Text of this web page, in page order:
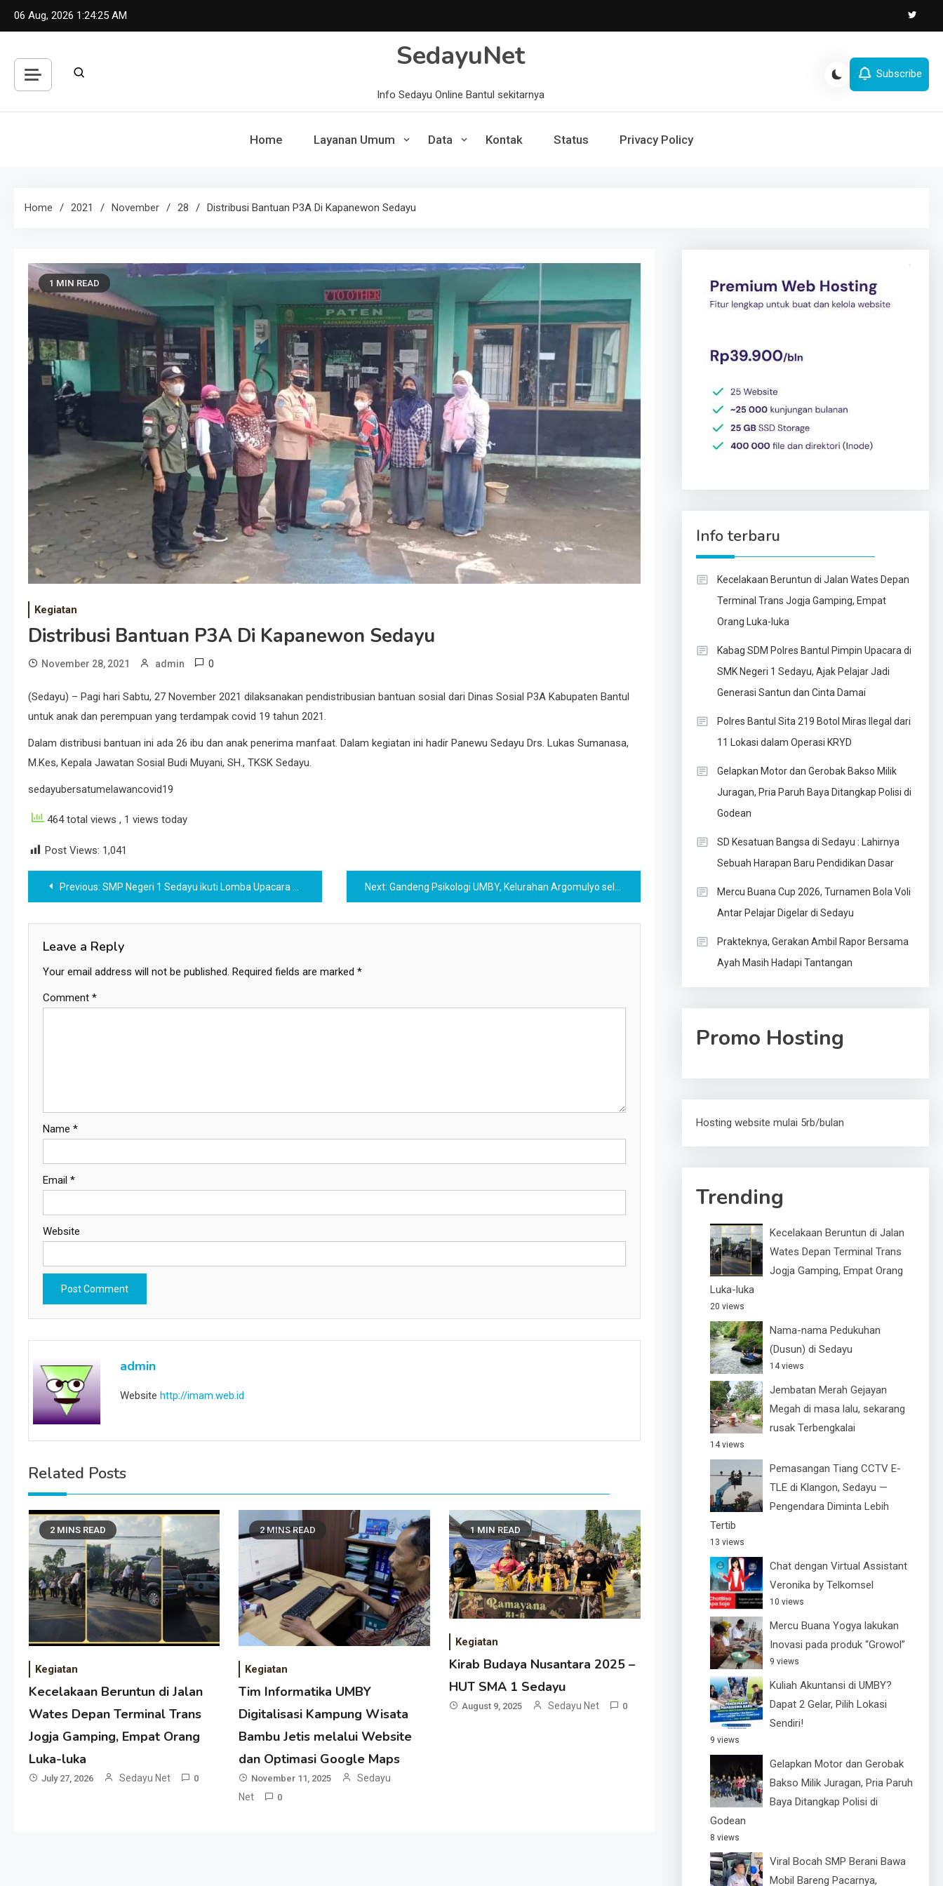
Skip
06 Aug, 2026 1:24:26 AM
SedayuNet
Info Sedayu Online Bantul sekitarnya
Subscribe
Home Layanan Umum Data Kontak Status Privacy Policy
Home 2021 November 28 Distribusi Bantuan P3A Di Kapanewon Sedayu
1 MIN READ
Kegiatan
Distribusi Bantuan P3A Di Kapanewon Sedayu
November 28, 2021 admin 0
(Sedayu) – Pagi hari Sabtu, 27 November 2021 dilaksanakan pendistribusian bantuan sosial dari Dinas Sosial P3A Kabupaten Bantul
untuk anak dan perempuan yang terdampak covid 19 tahun 2021.
Dalam distribusi bantuan ini ada 26 ibu dan anak penerima manfaat. Dalam kegiatan ini hadir Panewu Sedayu Drs. Lukas Sumanasa,
M.Kes, Kepala Jawatan Sosial Budi Muyani, SH., TKSK Sedayu.
sedayubersatumelawancovid19
464 total views , 1 views today
Post Views: 1,041
Post
navigation
Previous: SMP Negeri 1 Sedayu ikuti Lomba Upacara Tingkat Kabupaten Bantul Next: Gandeng Psikologi UMBY, Kelurahan Argomulyo seleksi Dukuh
Leave a Reply
Your email address will not be published. Required fields are marked *
Comment *
Name *
Email *
Website
admin
Website http://imam.web.id
Related Posts
2 MINS READ
Kegiatan
Kecelakaan Beruntun di Jalan
Wates Depan Terminal Trans
Jogja Gamping, Empat Orang
Luka-luka
July 27, 2026 Sedayu Net 0
2 MINS READ
Kegiatan
Tim Informatika UMBY
Digitalisasi Kampung Wisata
Bambu Jetis melalui Website
dan Optimasi Google Maps
November 11, 2025
Sedayu
Net
0
1 MIN READ
Kegiatan
Kirab Budaya Nusantara 2025 –
HUT SMA 1 Sedayu
August 9, 2025 Sedayu Net 0
Info terbaru
Kecelakaan Beruntun di Jalan Wates Depan
Terminal Trans Jogja Gamping, Empat
Orang Luka-luka
Kabag SDM Polres Bantul Pimpin Upacara di
SMK Negeri 1 Sedayu, Ajak Pelajar Jadi
Generasi Santun dan Cinta Damai
Polres Bantul Sita 219 Botol Miras Ilegal dari
11 Lokasi dalam Operasi KRYD
Gelapkan Motor dan Gerobak Bakso Milik
Juragan, Pria Paruh Baya Ditangkap Polisi di
Godean
SD Kesatuan Bangsa di Sedayu : Lahirnya
Sebuah Harapan Baru Pendidikan Dasar
Mercu Buana Cup 2026, Turnamen Bola Voli
Antar Pelajar Digelar di Sedayu
Prakteknya, Gerakan Ambil Rapor Bersama
Ayah Masih Hadapi Tantangan
Promo Hosting
Hosting website mulai 5rb/bulan
Trending
Kecelakaan Beruntun di Jalan
Wates Depan Terminal Trans
Jogja Gamping, Empat Orang
Luka-luka
20 views
Nama-nama Pedukuhan
(Dusun) di Sedayu
14 views
Jembatan Merah Gejayan
Megah di masa lalu, sekarang
rusak Terbengkalai
14 views
Pemasangan Tiang CCTV E-
TLE di Klangon, Sedayu —
Pengendara Diminta Lebih
Tertib
13 views
Chat dengan Virtual Assistant
Veronika by Telkomsel
10 views
Mercu Buana Yogya lakukan
Inovasi pada produk “Growol”
9 views
Kuliah Akuntansi di UMBY?
Dapat 2 Gelar, Pilih Lokasi
Sendiri!
9 views
Gelapkan Motor dan Gerobak
Bakso Milik Juragan, Pria Paruh
Baya Ditangkap Polisi di
Godean
8 views
Viral Bocah SMP Berani Bawa
Mobil Bareng Pacarnya,